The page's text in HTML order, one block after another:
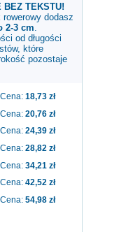
BEZ TEKSTU!
rowerowy dodasz
2-3 cm
od długości
które
pozostaje
Cena: 18,73 zł
Cena: 20,76 zł
Cena: 24,39 zł
Cena: 28,82 zł
Cena: 34,21 zł
Cena: 42,52 zł
Cena: 54,98 zł